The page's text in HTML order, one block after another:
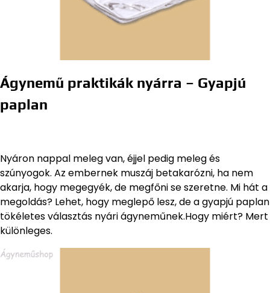
Ágynemű praktikák nyárra – Gyapjú
paplan
Nyáron nappal meleg van, éjjel pedig meleg és
szúnyogok. Az embernek muszáj betakarózni, ha nem
akarja, hogy megegyék, de megfőni se szeretne. Mi hát a
megoldás? Lehet, hogy meglepő lesz, de a gyapjú paplan
tökéletes választás nyári ágyneműnek.Hogy miért? Mert
különleges.